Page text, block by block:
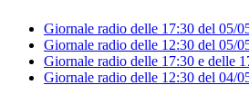
Giornale radio delle 17:30 del 05/
Giornale radio delle 12:30 del 05/
Giornale radio delle 17:30 e delle
Giornale radio delle 12:30 del 04/